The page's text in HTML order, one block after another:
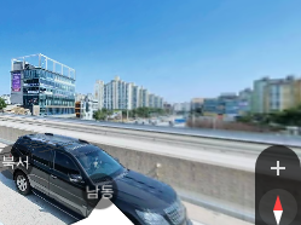
북서
남동